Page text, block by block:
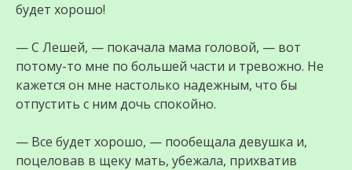
будет хорошо!
— С Лешей, — покачала мама головой, — вот
потому-то мне по большей части и тревожно. Не
кажется он мне настолько надежным, что бы
отпустить с ним дочь спокойно.
— Все будет хорошо, — пообещала девушка и,
поцеловав в щеку мать, убежала, прихватив